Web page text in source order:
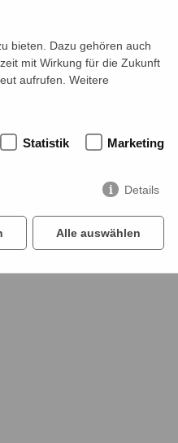
bieten. Dazu gehören auch
mit Wirkung für die Zukunft
aufrufen. Weitere
Statistik Marketing
Details
Alle auswählen